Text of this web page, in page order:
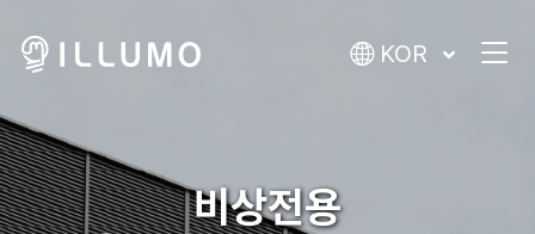
KOR
비상전용